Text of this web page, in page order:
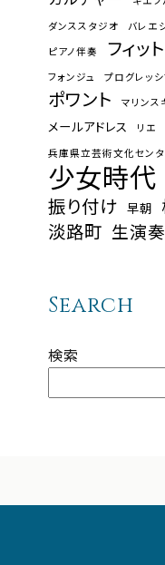
ダンススタジオ バレエ
ピアノ伴奏 フィッ
フォンジュ プログレッ
ポワント マリンス
メールアドレス リエ
兵庫県立芸術文化セン
少女時代
振り付け 早朝
淡路町 生演奏
Search
検索